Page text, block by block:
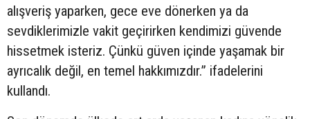
alışveriş yaparken, gece eve dönerken ya da
sevdiklerimizle vakit geçirirken kendimizi güvende
hissetmek isteriz. Çünkü güven içinde yaşamak bir
ayrıcalık değil, en temel hakkımızdır.” ifadelerini
kullandı.